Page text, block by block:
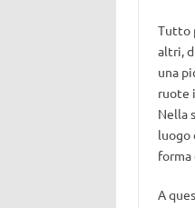
Tutto
altri,
una
ruote
Nella
luogo
forma
A